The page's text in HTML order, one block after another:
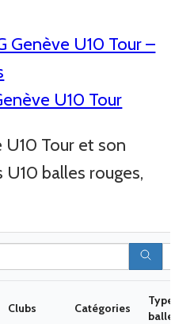
Genève U10 Tour –
U10 Tour
U10 Tour et son
balles rouges,
Clubs Catégories
Type de
balles